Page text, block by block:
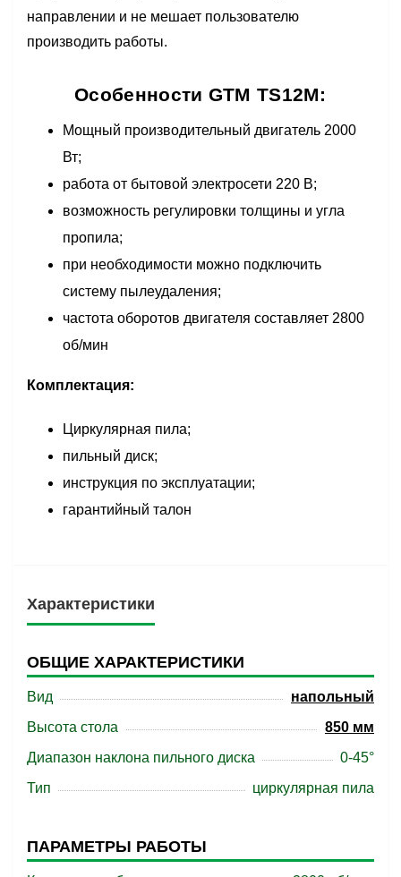
направлении и не мешает пользователю
производить работы.
Особенности GTM TS12M:
Мощный производительный двигатель 2000
Вт;
работа от бытовой электросети 220 В;
возможность регулировки толщины и угла
пропила;
при необходимости можно подключить
систему пылеудаления;
частота оборотов двигателя составляет 2800
об/мин
Комплектация:
Циркулярная пила;
пильный диск;
инструкция по эксплуатации;
гарантийный талон
Характеристики
ОБЩИЕ ХАРАКТЕРИСТИКИ
Вид
напольный
Высота стола
850 мм
Диапазон наклона пильного диска
0-45°
Тип
циркулярная пила
ПАРАМЕТРЫ РАБОТЫ